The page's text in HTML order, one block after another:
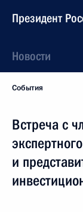
Президент
Новости
События
Встреча с
и